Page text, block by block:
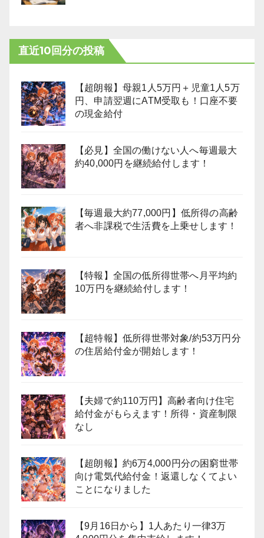
直近10回分の投稿
【超朗報】母親1人5万円＋児童1人5万
円、申請翌週にATM受取も！口座不要
の現金給付
【必見】全国の働けない人へ毎週最大
約40,000円を継続給付します！
【毎週最大約77,000円】低所得の高齢
者へ非課税で生活費を上乗せします！
【特報】全国の低所得世帯へ月平均約
10万円を継続給付します！
【超特報】低所得世帯対象/約53万円分
の住居給付金が開始します！
【夫婦で約110万円】高齢者向け住宅
給付金がもらえます！所得・資産制限
なし
【超朗報】約6万4,000円分の困窮世帯
向け電気代給付金！返還しなくてよい
ことになりました
【9月16日から】1人あたり一律3万